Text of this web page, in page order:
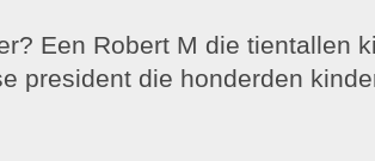
Een Robert M die tientallen
president die honderden